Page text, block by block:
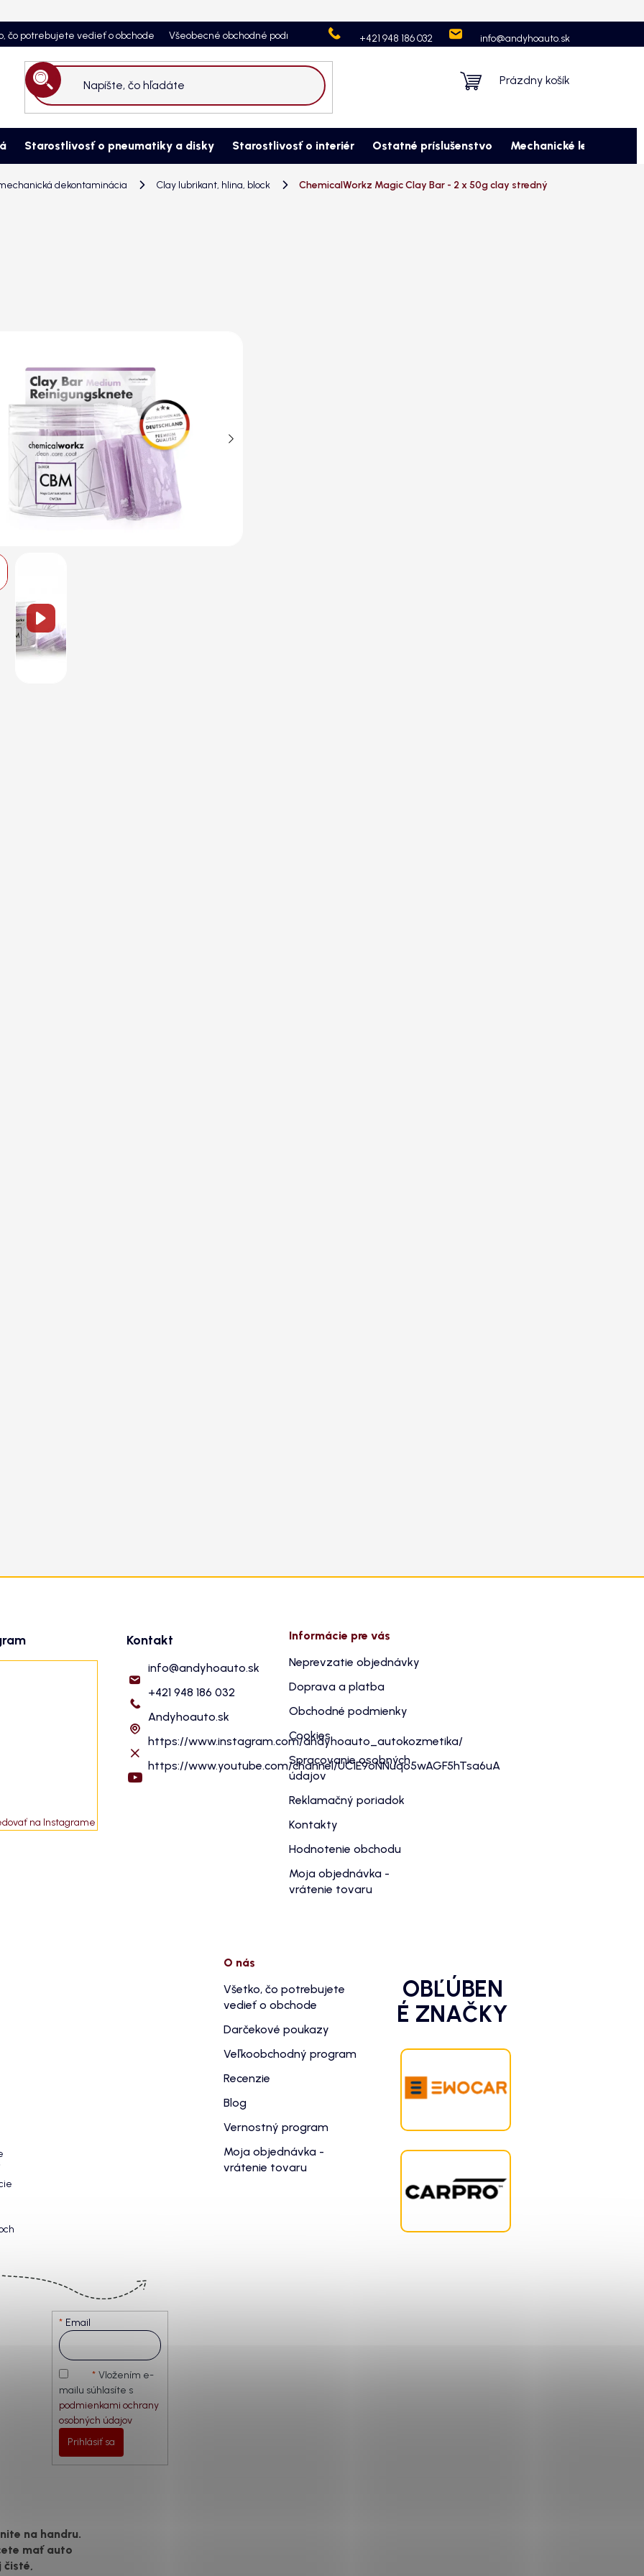
+421 948 186 032 info@andyhoauto.sk
čo potrebujete vedieť o obchode Všeobecné obchodné podmienky Neprevzatie objednávky Ochrana osobných údajov
Hľadať
Nákupný
Prázdny košík
Starostlivosť o pneumatiky a disky Starostlivosť o interiér Ostatné príslušenstvo Mechanické leštenie
dekontaminácia Clay lubrikant, hlina, block ChemicalWorkz Magic Clay Bar - 2 x 50g clay stredný
na Instagrame
Kontakt
info@andyhoauto.sk
+421 948 186 032
Andyhoauto.sk
https://www.instagram.com/andyhoauto_autokozmetika/
https://www.youtube.com/channel/UC1E9oNNuqo5wAGF5hTsa6uA
Informácie pre vás
Neprevzatie objednávky
Doprava a platba
Obchodné podmienky
Cookies
Spracovanie osobných
údajov
Reklamačný poriadok
Kontakty
Hodnotenie obchodu
Moja objednávka -
vrátenie tovaru
Email
Vložením e-
mailu súhlasíte s
podmienkami ochrany
osobných údajov
Prihlásiť sa
O nás
Všetko, čo potrebujete
vedieť o obchode
Darčekové poukazy
Veľkoobchodný program
Recenzie
Blog
Vernostný program
Moja objednávka -
vrátenie tovaru
OBĽÚBEN
É ZNAČKY
na handru.
mať auto